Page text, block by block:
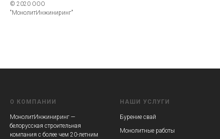
© 2020 ООО
"МонолитИнжиниринг"
О КОМПАНИИ
МонолитИнжиниринг —
белорусская строительная
компания с более чем 20-летним
НАШИ УСЛУГИ
Бурение свай
Монолитные работы